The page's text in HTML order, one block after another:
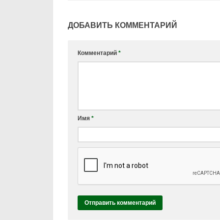
ДОБАВИТЬ КОММЕНТАРИЙ
Комментарий *
Имя *